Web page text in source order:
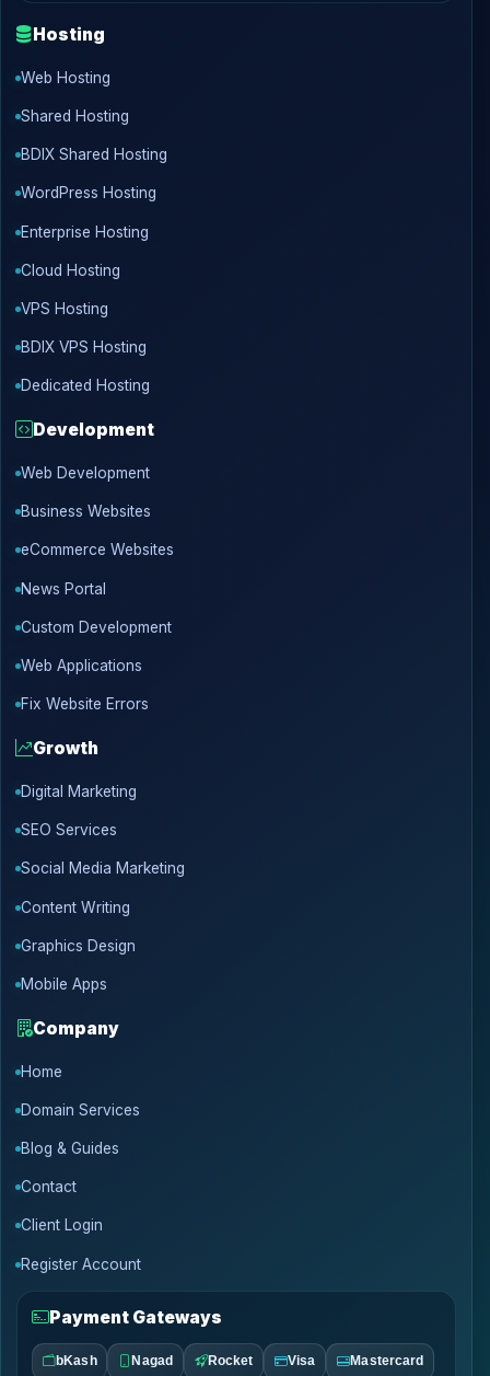
Hosting
Web Hosting
Shared Hosting
BDIX Shared Hosting
WordPress Hosting
Enterprise Hosting
Cloud Hosting
VPS Hosting
BDIX VPS Hosting
Dedicated Hosting
Development
Web Development
Business Websites
eCommerce Websites
News Portal
Custom Development
Web Applications
Fix Website Errors
Growth
Digital Marketing
SEO Services
Social Media Marketing
Content Writing
Graphics Design
Mobile Apps
Company
Home
Domain Services
Blog & Guides
Contact
Client Login
Register Account
Payment Gateways
bKash Nagad Rocket Visa Mastercard